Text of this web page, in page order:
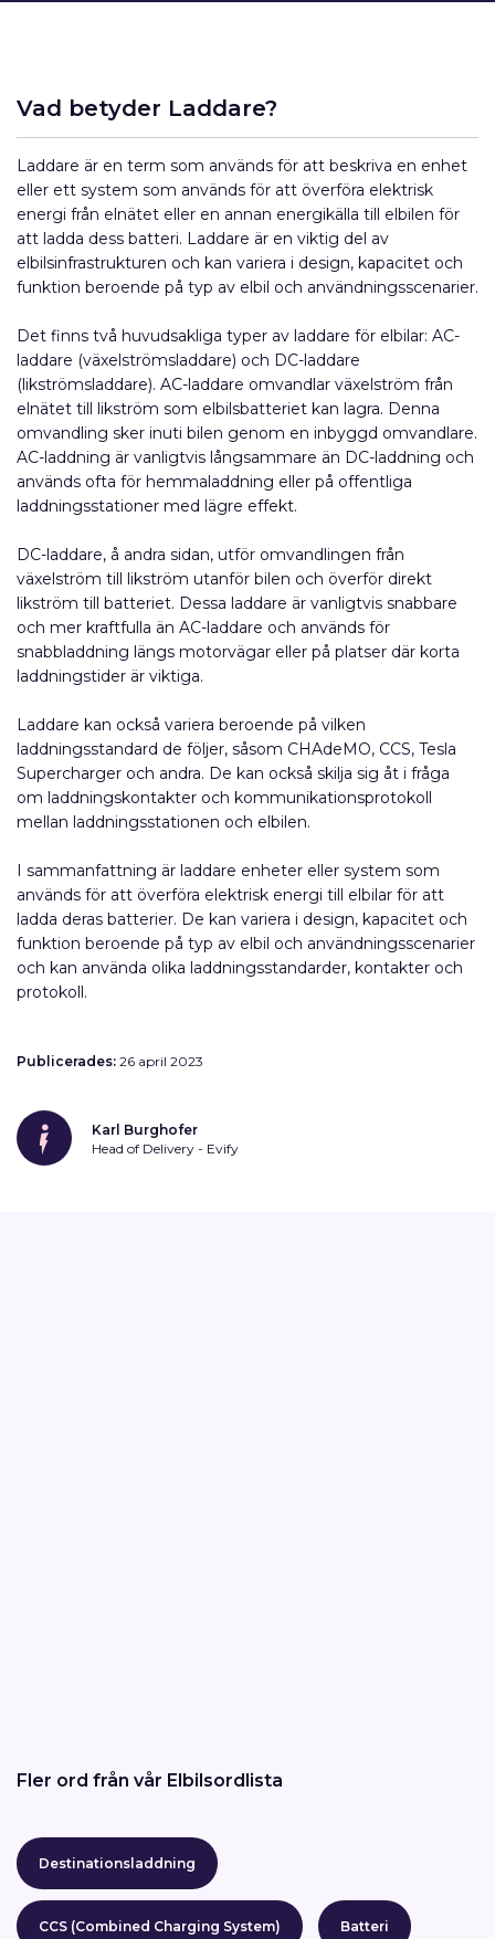
Vad betyder Laddare?
Laddare är en term som används för att beskriva en enhet
eller ett system som används för att överföra elektrisk
energi från elnätet eller en annan energikälla till elbilen för
att ladda dess batteri. Laddare är en viktig del av
elbilsinfrastrukturen och kan variera i design, kapacitet och
funktion beroende på typ av elbil och användningsscenarier.
Det finns två huvudsakliga typer av laddare för elbilar: AC-
laddare (växelströmsladdare) och DC-laddare
(likströmsladdare). AC-laddare omvandlar växelström från
elnätet till likström som elbilsbatteriet kan lagra. Denna
omvandling sker inuti bilen genom en inbyggd omvandlare.
AC-laddning är vanligtvis långsammare än DC-laddning och
används ofta för hemmaladdning eller på offentliga
laddningsstationer med lägre effekt.
DC-laddare, å andra sidan, utför omvandlingen från
växelström till likström utanför bilen och överför direkt
likström till batteriet. Dessa laddare är vanligtvis snabbare
och mer kraftfulla än AC-laddare och används för
snabbladdning längs motorvägar eller på platser där korta
laddningstider är viktiga.
Laddare kan också variera beroende på vilken
laddningsstandard de följer, såsom CHAdeMO, CCS, Tesla
Supercharger och andra. De kan också skilja sig åt i fråga
om laddningskontakter och kommunikationsprotokoll
mellan laddningsstationen och elbilen.
I sammanfattning är laddare enheter eller system som
används för att överföra elektrisk energi till elbilar för att
ladda deras batterier. De kan variera i design, kapacitet och
funktion beroende på typ av elbil och användningsscenarier
och kan använda olika laddningsstandarder, kontakter och
protokoll.
Publicerades: 26 april 2023
Karl Burghofer
Head of Delivery - Evify
Fler ord från vår Elbilsordlista
Destinationsladdning
CCS (Combined Charging System) Batteri